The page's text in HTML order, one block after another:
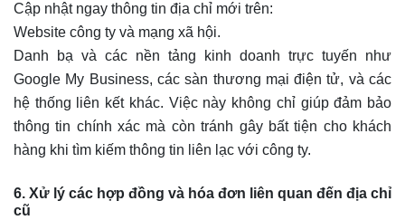
Cập nhật ngay thông tin địa chỉ mới trên:
Website công ty và mạng xã hội.
Danh bạ và các nền tảng kinh doanh trực tuyến như
Google My Business, các sàn thương mại điện tử, và các
hệ thống liên kết khác. Việc này không chỉ giúp đảm bảo
thông tin chính xác mà còn tránh gây bất tiện cho khách
hàng khi tìm kiếm thông tin liên lạc với công ty.
6. Xử lý các hợp đồng và hóa đơn liên quan đến địa chỉ
cũ